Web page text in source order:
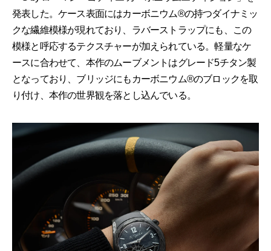
発表した。ケース表面にはカーボニウム®の持つダイナミッ
クな繊維模様が現れており、ラバーストラップにも、この
模様と呼応するテクスチャーが加えられている。軽量なケ
ースに合わせて、本作のムーブメントはグレード5チタン製
となっており、ブリッジにもカーボニウム®のブロックを取
り付け、本作の世界観を落とし込んでいる。